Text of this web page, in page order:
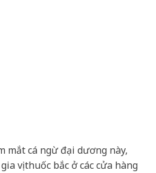
mắt cá ngừ đại dương này,
vị thuốc bắc ở các cửa hàng